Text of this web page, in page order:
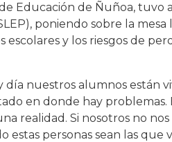
Educación de Ñuñoa, tuvo
poniendo sobre la
y los riesgos de
día nuestros alumnos están
en donde hay
realidad. Si nosotros no
personas sean las que